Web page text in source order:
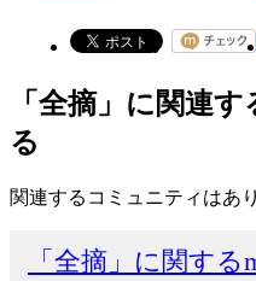
「全摘」に関連
る
関連するコミュニティはあ
「全摘」に関す